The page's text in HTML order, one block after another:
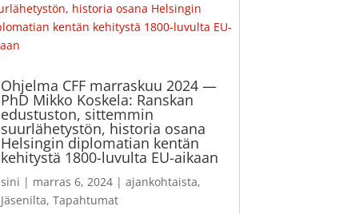
Ohjelma CFF marraskuu 2024 —
PhD Mikko Koskela: Ranskan
edustuston, sittemmin
suurlähetystön, historia osana
Helsingin diplomatian kentän
kehitystä 1800-luvulta EU-aikaan
sini | marras 6, 2024| ajankohtaista,
Jäsenilta, Tapahtumat